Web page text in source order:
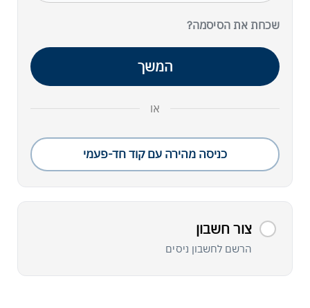
שכחת את הסיסמה?
המשך
או
כניסה מהירה עם קוד חד-פעמי
צור חשבון
הרשם לחשבון ניסים